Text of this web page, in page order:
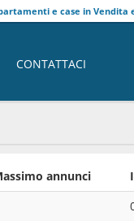
e case in Vendita
CONTATTACI
annunci